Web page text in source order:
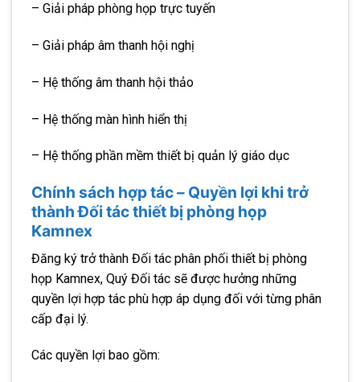
– Giải pháp phòng họp trực tuyến
– Giải pháp âm thanh hội nghị
– Hệ thống âm thanh hội thảo
– Hệ thống màn hình hiển thị
– Hệ thống phần mềm thiết bị quản lý giáo dục
Chính sách hợp tác – Quyền lợi khi trở
thành Đối tác thiết bị phòng họp
Kamnex
Đăng ký trở thành Đối tác phân phối thiết bị phòng
họp Kamnex, Quý Đối tác sẽ được hưởng những
quyền lợi hợp tác phù hợp áp dụng đối với từng phân
cấp đại lý.
Các quyền lợi bao gồm: